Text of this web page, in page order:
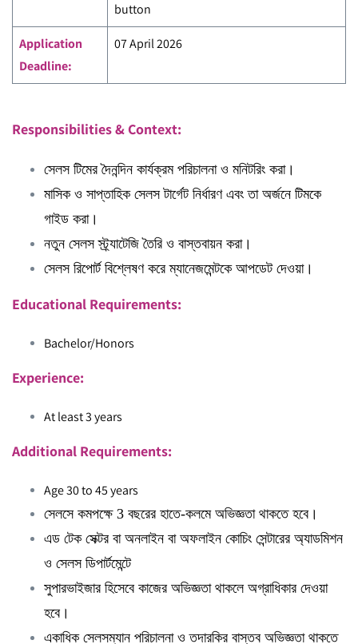
button
Application
Deadline:
07 April 2026
Responsibilities & Context:
সেলস টিমের দৈনন্দিন কার্যক্রম পরিচালনা ও মনিটরিং করা।
মাসিক ও সাপ্তাহিক সেলস টার্গেট নির্ধারণ এবং তা অর্জনে টিমকে
গাইড করা।
নতুন সেলস স্ট্র্যাটেজি তৈরি ও বাস্তবায়ন করা।
সেলস রিপোর্ট বিশ্লেষণ করে ম্যানেজমেন্টকে আপডেট দেওয়া।
Educational Requirements:
Bachelor/Honors
Experience:
At least 3 years
Additional Requirements:
Age 30 to 45 years
সেলসে কমপক্ষে 3 বছরের হাতে-কলমে অভিজ্ঞতা থাকতে হবে।
এড টেক সেক্টর বা অনলাইন বা অফলাইন কোচিং সেন্টারের অ্যাডমিশন
ও সেলস ডিপার্টমেন্টে
সুপারভাইজার হিসেবে কাজের অভিজ্ঞতা থাকলে অগ্রাধিকার দেওয়া
হবে।
একাধিক সেলসম্যান পরিচালনা ও তদারকির বাস্তব অভিজ্ঞতা থাকতে